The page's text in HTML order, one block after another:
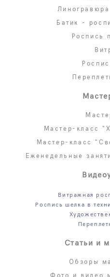
Батик -
Роспись
Мастер-класс
Мастер-класс
Еженедельные
Витражная
Роспись шелка в
Статьи и
Обзоры
Фото и видео